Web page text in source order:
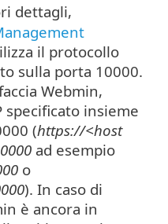
dettagli,
il protocollo
sulla porta 10000.
Webmin,
specificato insieme
(https://<host
ad esempio
o
). In caso di
è ancora in